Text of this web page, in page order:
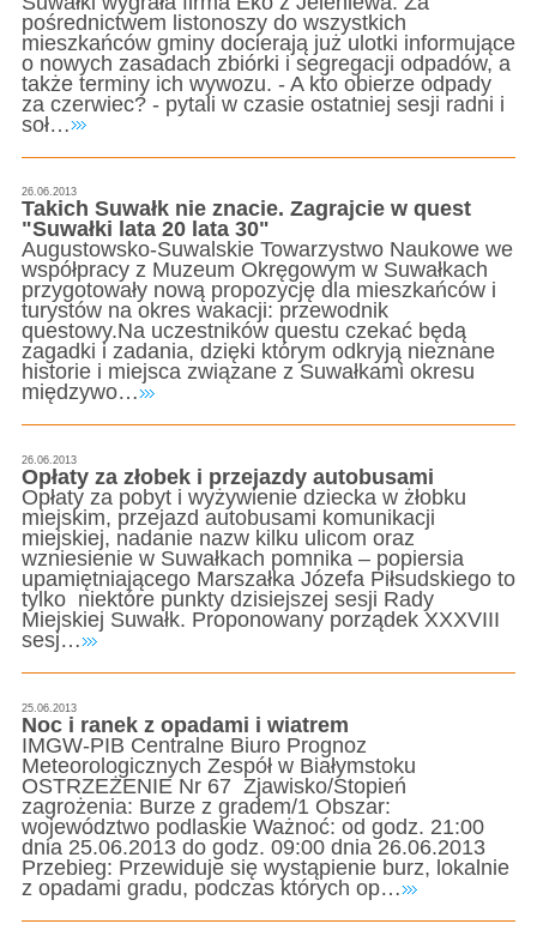
pośrednictwem listonoszy do wszystkich
mieszkańców gminy docierają już ulotki informujące
o nowych zasadach zbiórki i segregacji odpadów, a
także terminy ich wywozu. - A kto obierze odpady
za czerwiec? - pytali w czasie ostatniej sesji radni i
soł…
26.06.2013
Takich Suwałk nie znacie. Zagrajcie w quest
"Suwałki lata 20 lata 30"
Augustowsko-Suwalskie Towarzystwo Naukowe we
współpracy z Muzeum Okręgowym w Suwałkach
przygotowały nową propozycję dla mieszkańców i
turystów na okres wakacji: przewodnik
questowy.Na uczestników questu czekać będą
zagadki i zadania, dzięki którym odkryją nieznane
historie i miejsca związane z Suwałkami okresu
międzywo…
26.06.2013
Opłaty za złobek i przejazdy autobusami
Opłaty za pobyt i wyżywienie dziecka w żłobku
miejskim, przejazd autobusami komunikacji
miejskiej, nadanie nazw kilku ulicom oraz
wzniesienie w Suwałkach pomnika – popiersia
upamiętniającego Marszałka Józefa Piłsudskiego to
tylko niektóre punkty dzisiejszej sesji Rady
Miejskiej Suwałk. Proponowany porządek XXXVIII
sesj…
25.06.2013
Noc i ranek z opadami i wiatrem
IMGW-PIB Centralne Biuro Prognoz
Meteorologicznych Zespół w Białymstoku
OSTRZEŻENIE Nr 67 Zjawisko/Stopień
zagrożenia: Burze z gradem/1 Obszar:
województwo podlaskie Ważnoć: od godz. 21:00
dnia 25.06.2013 do godz. 09:00 dnia 26.06.2013
Przebieg: Przewiduje się wystąpienie burz, lokalnie
z opadami gradu, podczas których op…